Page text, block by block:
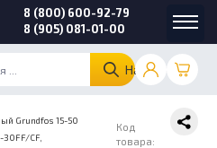
Найти
8 (800) 600-92-79
8 (905) 081-01-00
Grundfos 15-50
CF,
Код
товара: